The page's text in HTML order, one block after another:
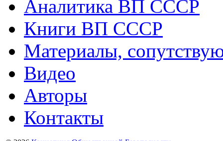
Аналитика ВП СССР
Книги ВП СССР
Материалы,
Видео
Авторы
Контакты